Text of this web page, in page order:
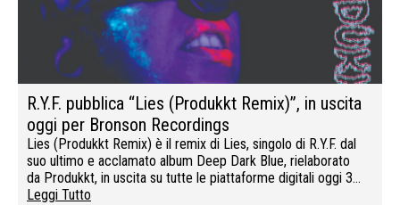
R.Y.F. pubblica “Lies (Produkkt Remix)”, in uscita
oggi per Bronson Recordings
Lies (Produkkt Remix) è il remix di Lies, singolo di R.Y.F. dal
suo ultimo e acclamato album Deep Dark Blue, rielaborato
da Produkkt, in uscita su tutte le piattaforme digitali oggi 3…
Leggi Tutto